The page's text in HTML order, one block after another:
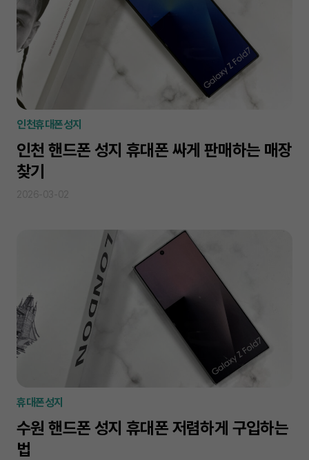
인천휴대폰성지
인천 핸드폰 성지 휴대폰 싸게 판매하는 매장
찾기
휴대폰성지
수원 핸드폰 성지 휴대폰 저렴하게 구입하는
법